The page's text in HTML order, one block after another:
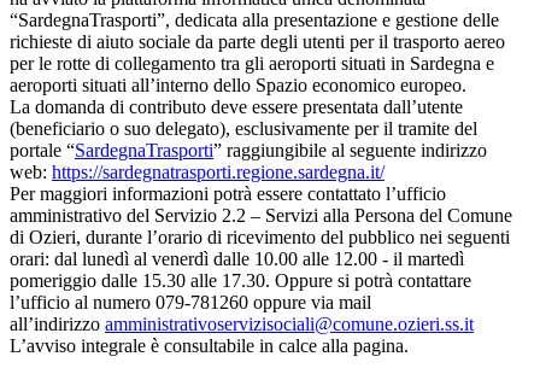
“SardegnaTrasporti”, dedicata alla presentazione e gestione delle
richieste di aiuto sociale da parte degli utenti per il trasporto aereo
per le rotte di collegamento tra gli aeroporti situati in Sardegna e
aeroporti situati all’interno dello Spazio economico europeo.
La domanda di contributo deve essere presentata dall’utente
(beneficiario o suo delegato), esclusivamente per il tramite del
portale “SardegnaTrasporti” raggiungibile al seguente indirizzo
web: https://sardegnatrasporti.regione.sardegna.it/
Per maggiori informazioni potrà essere contattato l’ufficio
amministrativo del Servizio 2.2 – Servizi alla Persona del Comune
di Ozieri, durante l’orario di ricevimento del pubblico nei seguenti
orari: dal lunedì al venerdì dalle 10.00 alle 12.00 - il martedì
pomeriggio dalle 15.30 alle 17.30. Oppure si potrà contattare
l’ufficio al numero 079-781260 oppure via mail
all’indirizzo amministrativoservizisociali@comune.ozieri.ss.it
L’avviso integrale è consultabile in calce alla pagina.